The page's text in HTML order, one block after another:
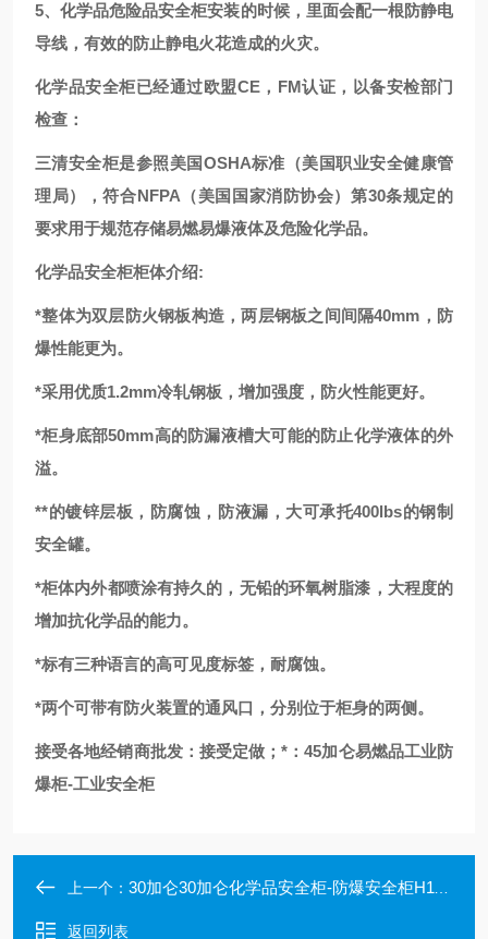
5、化学品危险品安全柜安装的时候，里面会配一根防静电
导线，有效的防止静电火花造成的火灾。
化学品安全柜已经通过欧盟CE，FM认证 ，以备安检部门
检查：
三清安全柜是参照美国OSHA标准（美国职业安全健康管
理局），符合NFPA（美国国家消防协会）第30条规定的
要求用于规范存储易燃易爆液体及危险化学品。
化学品安全柜柜体介绍:
*整体为双层防火钢板构造，两层钢板之间间隔40mm，防
爆性能更为。
*采用优质1.2mm冷轧钢板，增加强度，防火性能更好。
*柜身底部50mm高的防漏液槽大可能的防止化学液体的外
溢。
**的镀锌层板，防腐蚀，防液漏，大可承托400lbs的钢制
安全罐。
*柜体内外都喷涂有持久的，无铅的环氧树脂漆，大程度的
增加抗化学品的能力。
*标有三种语言的高可见度标签，耐腐蚀。
*两个可带有防火装置的通风口，分别位于柜身的两侧。
接受各地经销商批发：接受定做；*：45加仑易燃品工业防
爆柜-工业安全柜
上一个： 30加仑30加仑化学品安全柜-防爆安全柜H1120*W1090*D460 mm
返回列表